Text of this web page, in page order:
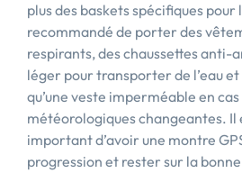
plus des baskets spécifiques pour
recommandé de porter des
respirants, des chaussettes anti-
léger pour transporter de l’eau
qu’une veste imperméable en
météorologiques changeantes.
important d’avoir une montre
progression et rester sur la